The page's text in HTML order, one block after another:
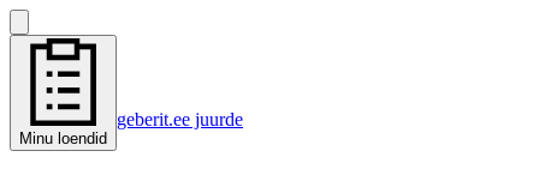
Minu loendid
geberit.ee juurde